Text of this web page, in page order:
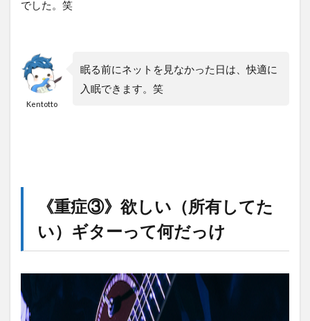
でした。笑
Kentotto
眠る前にネットを見なかった日は、快適に
入眠できます。笑
《重症③》欲しい（所有してた
い）ギターって何だっけ